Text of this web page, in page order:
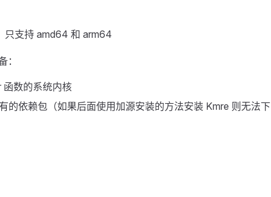
只支持 amd64 和 arm64
：
函数的系统内核
的依赖包（如果后面使用加源安装的方法安装 Kmre 则无法下